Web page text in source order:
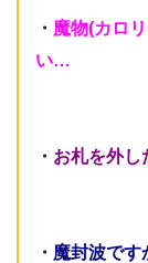
・ 魔物(カロ
い…
・ お札を外
・ 魔封波です